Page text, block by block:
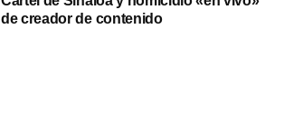
de creador de contenido